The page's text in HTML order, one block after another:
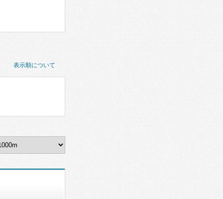
表示順について